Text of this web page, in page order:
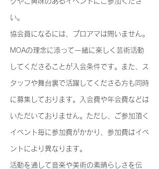
い。
協会員になるには、プロアマは問いません。
MOAの理念に添って一緒に楽しく芸術活動
してくださることが入会条件です。また、ス
タッフや舞台裏で活躍してくださる方も同時
に募集しております。入会費や年会費などは
いただいておりません。ただし、ご参加頂く
イベント毎に参加費がかかり、参加費はイベ
ントにより異なります。
活動を通して音楽や美術の素晴らしさを伝